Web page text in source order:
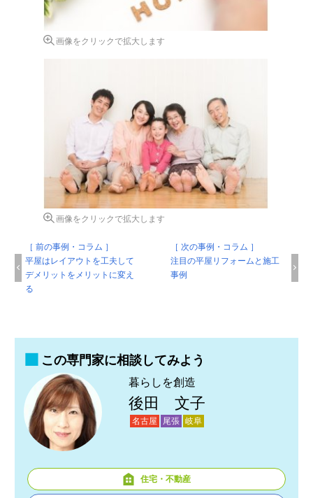
画像をクリックで拡大します
画像をクリックで拡大します
［ 前の事例・コラム ］
平屋はレイアウトを工夫して
デメリットをメリットに変え
る
［ 次の事例・コラム ］
注目の平屋リフォームと施工
事例
この専門家に相談してみよう
暮らしを創造
後田 文子
名古屋 尾張 岐阜
住宅・不動産